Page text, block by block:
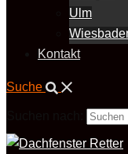
Ulm
Kontakt
Suche